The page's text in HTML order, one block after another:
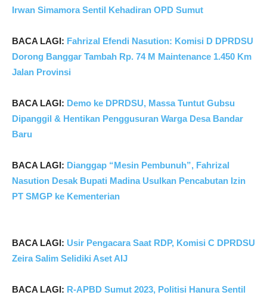
Irwan Simamora Sentil Kehadiran OPD Sumut
BACA LAGI: Fahrizal Efendi Nasution: Komisi D DPRDSU
Dorong Banggar Tambah Rp. 74 M Maintenance 1.450 Km
Jalan Provinsi
BACA LAGI: Demo ke DPRDSU, Massa Tuntut Gubsu
Dipanggil & Hentikan Penggusuran Warga Desa Bandar
Baru
BACA LAGI: Dianggap “Mesin Pembunuh”, Fahrizal
Nasution Desak Bupati Madina Usulkan Pencabutan Izin
PT SMGP ke Kementerian
BACA LAGI: Usir Pengacara Saat RDP, Komisi C DPRDSU
Zeira Salim Selidiki Aset AIJ
BACA LAGI: R-APBD Sumut 2023, Politisi Hanura Sentil